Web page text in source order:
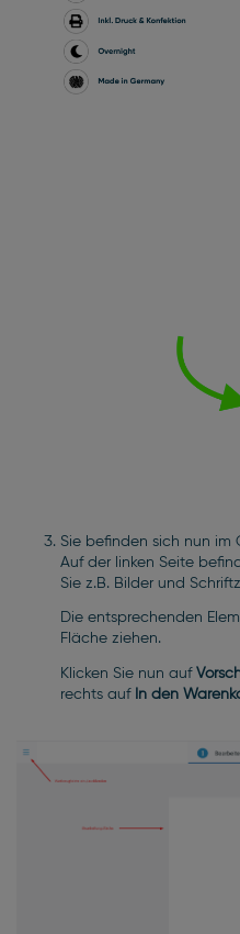
Sie befinden sich nun im
Auf der linken Seite
Sie z.B. Bilder und
Die entsprechenden
Fläche ziehen.
Klicken Sie nun auf
rechts auf In den